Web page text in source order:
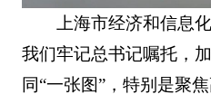
上海市经济和信息
我们牢记总书记嘱托，
同“一张图”，特别是聚